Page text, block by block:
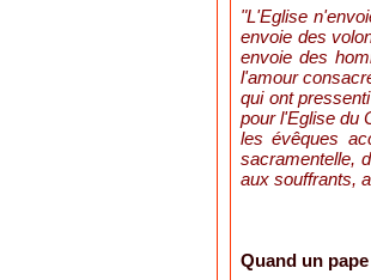
"L'Eglise
envoie des
envoie des
l'amour
qui ont
pour l'Eglise du
les évêques
sacramentelle,
aux souffrants,
Quand un